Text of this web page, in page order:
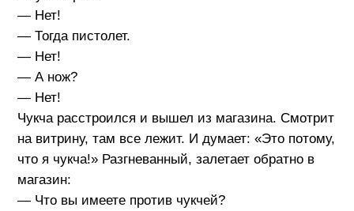
— Нет!
— Тогда пистолет.
— Нет!
— А нож?
— Нет!
Чукча расстроился и вышел из магазина. Смотрит
на витрину, там все лежит. И думает: «Это потому,
что я чукча!» Разгневанный, залетает обратно в
магазин:
— Что вы имеете против чукчей?